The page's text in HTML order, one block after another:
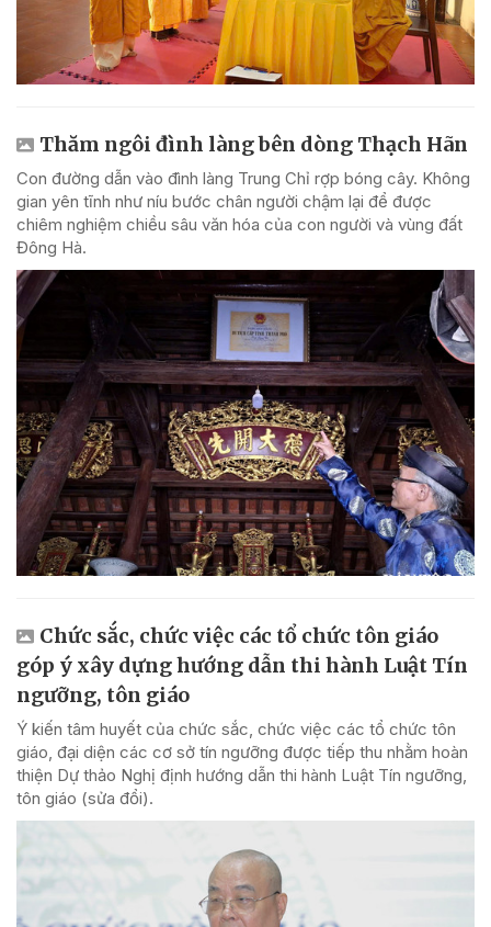
Thăm ngôi đình làng bên dòng Thạch Hãn
Con đường dẫn vào đình làng Trung Chỉ rợp bóng cây. Không
gian yên tĩnh như níu bước chân người chậm lại để được
chiêm nghiệm chiều sâu văn hóa của con người và vùng đất
Đông Hà.
Chức sắc, chức việc các tổ chức tôn giáo
góp ý xây dựng hướng dẫn thi hành Luật Tín
ngưỡng, tôn giáo
Ý kiến tâm huyết của chức sắc, chức việc các tổ chức tôn
giáo, đại diện các cơ sở tín ngưỡng được tiếp thu nhằm hoàn
thiện Dự thảo Nghị định hướng dẫn thi hành Luật Tín ngưỡng,
tôn giáo (sửa đổi).